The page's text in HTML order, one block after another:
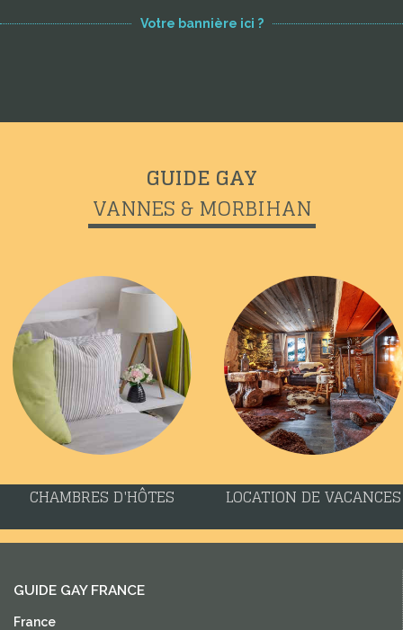
Votre bannière ici ?
GUIDE GAY
VANNES & MORBIHAN
CHAMBRES D'HÔTES LOCATION DE VACANCES
GUIDE GAY FRANCE
France